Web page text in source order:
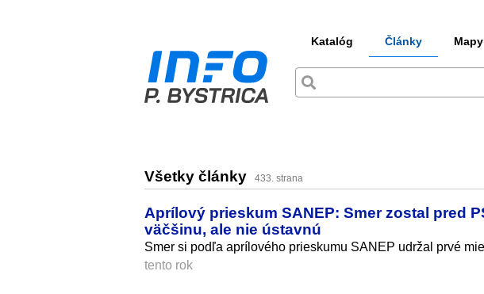
Katalóg Články Mapy
Všetky články 433. strana
Aprílový prieskum SANEP: Smer zostal pred
väčšinu, ale nie ústavnú
Smer si podľa aprílového prieskumu SANEP udržal prvé
tento rok